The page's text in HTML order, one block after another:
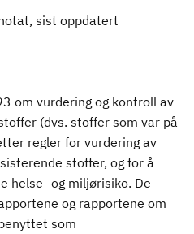
sist oppdatert
om vurdering og kontroll av
(dvs. stoffer som var på
regler for vurdering av
stoffer, og for å
helse- og miljørisiko. De
og rapportene om
som